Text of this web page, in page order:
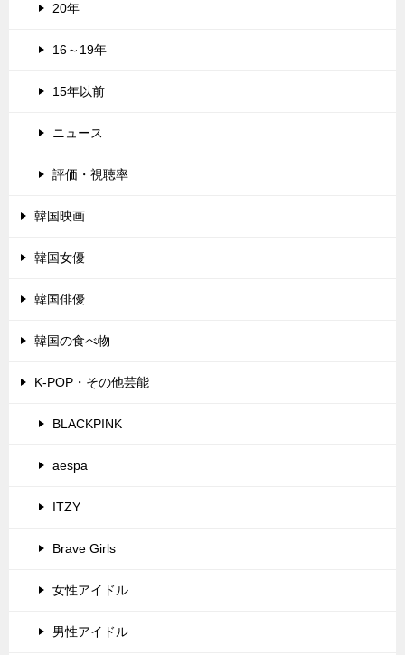
20年
16～19年
15年以前
ニュース
評価・視聴率
韓国映画
韓国女優
韓国俳優
韓国の食べ物
K-POP・その他芸能
BLACKPINK
aespa
ITZY
Brave Girls
女性アイドル
男性アイドル